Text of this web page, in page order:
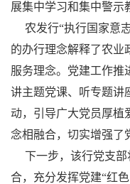
展集中学习和集中警示
农发行“执行国家意
的办行理念解释了农业
服务理念。党建工作推
讲主题党课、听专题讲
动，引导广大党员厚植
念相融合，切实增强了
下一步，该行党支
合，充分发挥党建“红